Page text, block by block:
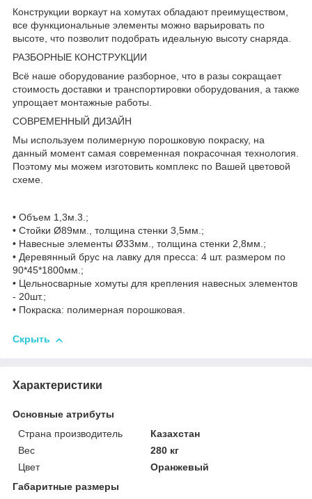
Конструкции воркаут на хомутах обладают преимуществом,
все функциональные элементы можно варьировать по
высоте, что позволит подобрать идеальную высоту снаряда.
РАЗБОРНЫЕ КОНСТРУКЦИИ
Всё наше оборудование разборное, что в разы сокращает
стоимость доставки и транспортировки оборудования, а также
упрощает монтажные работы.
СОВРЕМЕННЫЙ ДИЗАЙН
Мы используем полимерную порошковую покраску, на
данный момент самая современная покрасочная технология.
Поэтому мы можем изготовить комплекс по Вашей цветовой
схеме.
• Объем 1,3м.3.;
• Стойки Ø89мм., толщина стенки 3,5мм.;
• Навесные элементы Ø33мм., толщина стенки 2,8мм.;
• Деревянный брус на лавку для пресса: 4 шт. размером по
90*45*1800мм.;
• Цельносварные хомуты для крепления навесных элементов
- 20шт.;
• Покраска: полимерная порошковая.
Скрыть
Характеристики
Основные атрибуты
Страна производитель
Казахстан
Вес
280 кг
Цвет
Оранжевый
Габаритные размеры